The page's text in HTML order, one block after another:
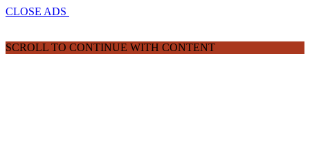
CLOSE ADS
SCROLL TO CONTINUE WITH CONTENT